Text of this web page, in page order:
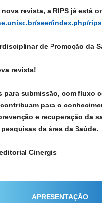
nova revista, a RIPS já está
seer/index.php/
de Promoção da
revista!
para submissão, com fluxo
para o
e recuperação da
da área da Saúde.
Cinergis
APRESENTAÇÃO